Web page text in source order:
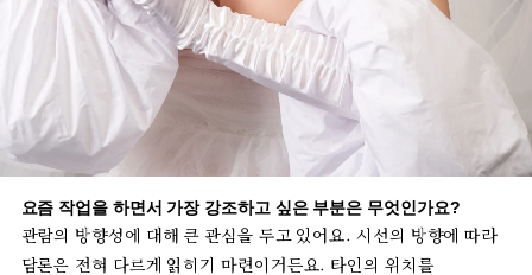
요즘 작업을 하면서 가장 강조하고 싶은 부분은 무엇인가요?
관람의 방향성에 대해 큰 관심을 두고 있어요. 시선의 방향에 따라
담론은 전혀 다르게 읽히기 마련이거든요. 타인의 위치를